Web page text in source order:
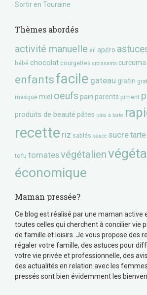
Sortir en Touraine
Thèmes abordés
activité manuelle ail apéro
bébé chocolat courgettes croissants curcuma
enfantsfacile gateau gratin
masque miel oeufs pain parents piment
produits de beauté pâtes pâte à tarte
recette riz sablés sauce sucretarte
tofu tomatesvégétalien
économique
Maman pressée?
Ce blog est réalisé par une maman active
toutes celles qui cherchent à concilier vie
de famille et loisirs. Je vous propose des
régaler votre famille, des astuces pour
votre vie privée et professionnelle, des
des actualités en relation avec les
pressés sont bien évidemment les